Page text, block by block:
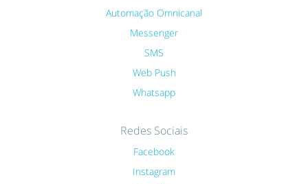
Automação Omnicanal
Messenger
SMS
Web Push
Whatsapp
Redes Sociais
Facebook
Instagram